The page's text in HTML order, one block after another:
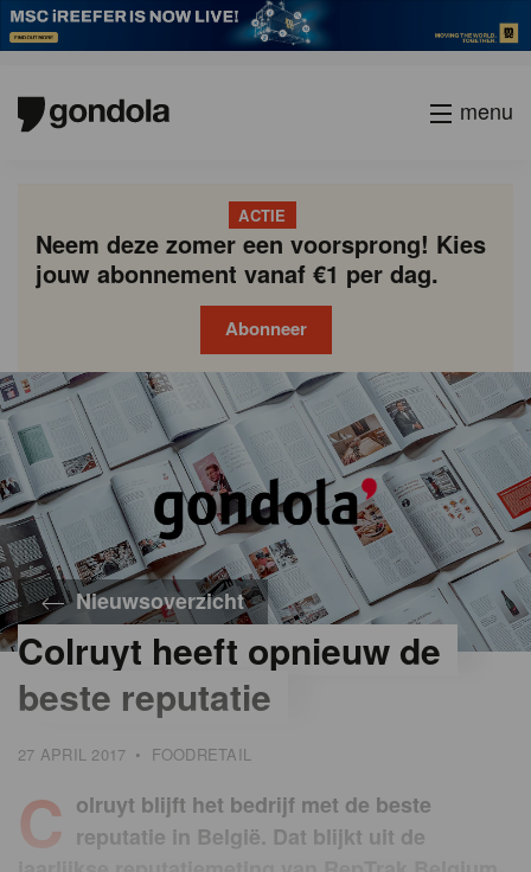
menu
ACTIE
Neem deze zomer een voorsprong! Kies
jouw abonnement vanaf €1 per dag.
Abonneer
Nieuwsoverzicht
Colruyt heeft opnieuw de
beste reputatie
27 APRIL 2017 • FOODRETAIL
C olruyt blijft het bedrijf met de beste
reputatie in België. Dat blijkt uit de
Gondola
academy
Gondola
society